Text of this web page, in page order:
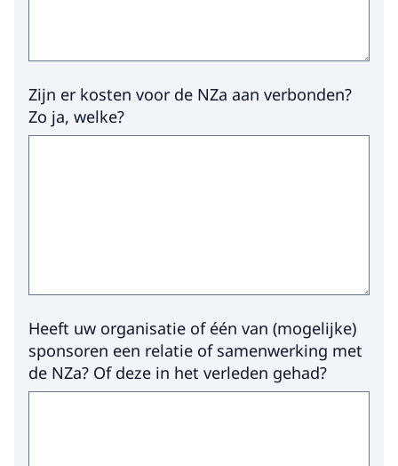
Zijn er kosten voor de NZa aan verbonden?
Zo ja, welke?
Heeft uw organisatie of één van (mogelijke)
sponsoren een relatie of samenwerking met
de NZa? Of deze in het verleden gehad?